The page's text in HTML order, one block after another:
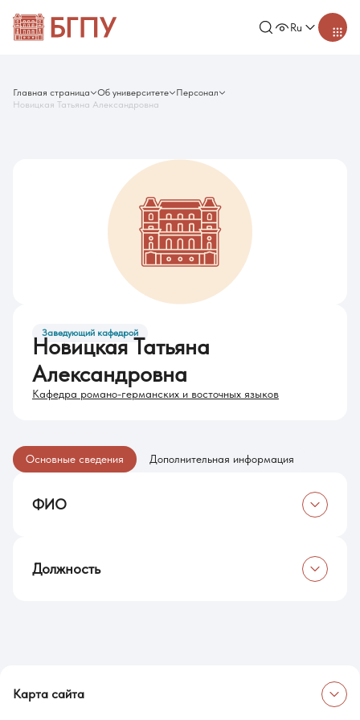
Ru
Главная страница Об университете
Персонал
Новицкая Татьяна Александровна
Заведующий кафедрой
Новицкая Татьяна
Александровна
Кафедра романо-германских и восточных языков
Основные сведения Дополнительная информация
ФИО
Должность
Карта сайта